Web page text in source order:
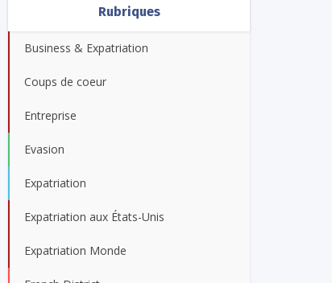
Rubriques
Business & Expatriation
Coups de coeur
Entreprise
Evasion
Expatriation
Expatriation aux États-Unis
Expatriation Monde